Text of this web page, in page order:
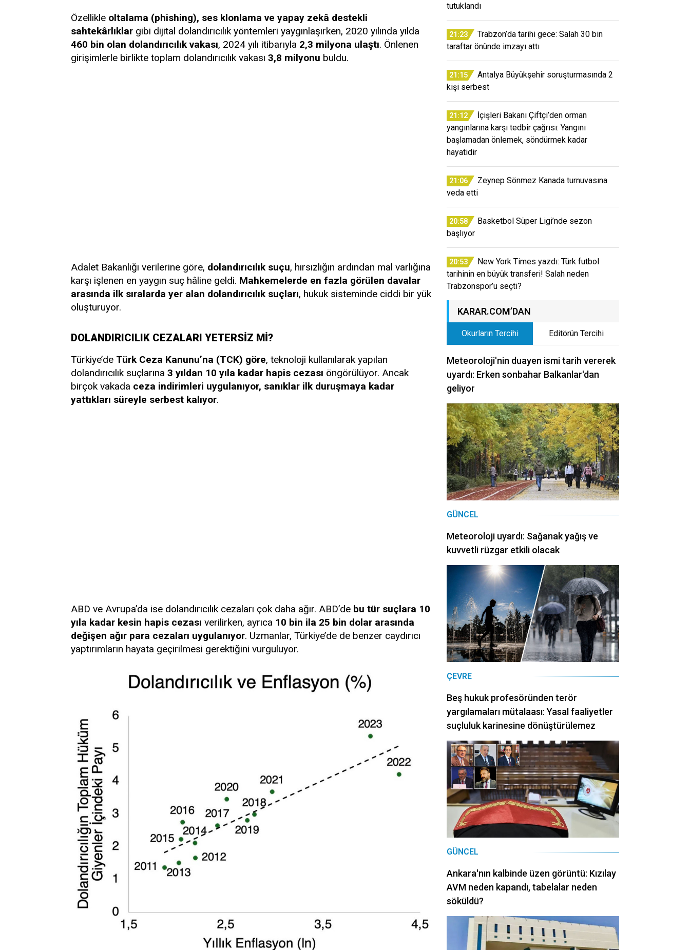
Özellikle oltalama (phishing), ses klonlama ve yapay zekâ destekli
sahtekârlıklar gibi dijital dolandırıcılık yöntemleri yaygınlaşırken, 2020 yılında yılda
460 bin olan dolandırıcılık vakası, 2024 yılı itibarıyla 2,3 milyona ulaştı. Önlenen
girişimlerle birlikte toplam dolandırıcılık vakası 3,8 milyonu buldu.
Adalet Bakanlığı verilerine göre, dolandırıcılık suçu, hırsızlığın ardından mal varlığına
karşı işlenen en yaygın suç hâline geldi. Mahkemelerde en fazla görülen davalar
arasında ilk sıralarda yer alan dolandırıcılık suçları, hukuk sisteminde ciddi bir yük
oluşturuyor.
DOLANDIRICILIK CEZALARI YETERSİZ Mİ?
Türkiye’de Türk Ceza Kanunu’na (TCK) göre, teknoloji kullanılarak yapılan
dolandırıcılık suçlarına 3 yıldan 10 yıla kadar hapis cezası öngörülüyor. Ancak
birçok vakada ceza indirimleri uygulanıyor, sanıklar ilk duruşmaya kadar
yattıkları süreyle serbest kalıyor.
ABD ve Avrupa’da ise dolandırıcılık cezaları çok daha ağır. ABD’de bu tür suçlara 10
yıla kadar kesin hapis cezası verilirken, ayrıca 10 bin ila 25 bin dolar arasında
değişen ağır para cezaları uygulanıyor. Uzmanlar, Türkiye’de de benzer caydırıcı
yaptırımların hayata geçirilmesi gerektiğini vurguluyor.
tutuklandı
21:23
Trabzon’da tarihi gece: Salah 30 bin
taraftar önünde imzayı attı
21:15
Antalya Büyükşehir soruşturmasında 2
kişi serbest
21:12
İçişleri Bakanı Çiftçi’den orman
yangınlarına karşı tedbir çağrısı: Yangını
başlamadan önlemek, söndürmek kadar
hayatidir
21:06
Zeynep Sönmez Kanada turnuvasına
veda etti
20:58
Basketbol Süper Ligi’nde sezon
başlıyor
20:53
New York Times yazdı: Türk futbol
tarihinin en büyük transferi! Salah neden
Trabzonspor’u seçti?
KARAR.COM’DAN
Okurların Tercihi Editörün Tercihi
Meteoroloji'nin duayen ismi tarih vererek
uyardı: Erken sonbahar Balkanlar'dan
geliyor
GÜNCEL
Meteoroloji uyardı: Sağanak yağış ve
kuvvetli rüzgar etkili olacak
ÇEVRE
Beş hukuk profesöründen terör
yargılamaları mütalaası: Yasal faaliyetler
suçluluk karinesine dönüştürülemez
GÜNCEL
Ankara'nın kalbinde üzen görüntü: Kızılay
AVM neden kapandı, tabelalar neden
söküldü?